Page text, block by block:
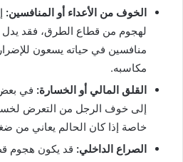
الخوف من الأعداء أو المنافسين:
لهجوم من قطاع الطرق، فقد يدل
منافسين في حياته يسعون للإضرار
مكاسبه.
القلق المالي أو الخسارة: في بعض
إلى خوف الرجل من التعرض
خاصة إذا كان الحالم يعاني من
الصراع الداخلي: قد يكون هجوم